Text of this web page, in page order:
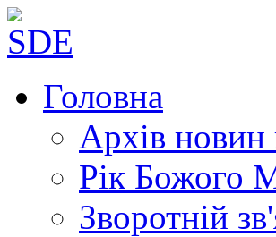
Головна
Архів новин
Рік Божого
Зворотній